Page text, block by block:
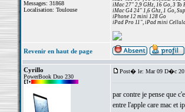
Messages: 31868
Localisation: Toulouse
iMac 27" 2,9 GHz, 16 Go, 3 To
iMac G4 24" 1,6 Ghz, 1 Go,
iPhone 12 mini 128 Go
iPad Pro 11", iPad mini
Revenir en haut de page
Cyrillo
PowerBook Duo 230
Post� le: Mar 09 D�c
par contre je pense que
entre l'apple care mac et